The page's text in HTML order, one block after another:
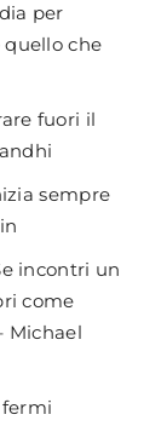
per
che
fuori il
sempre
incontri un
come
Michael
fermi